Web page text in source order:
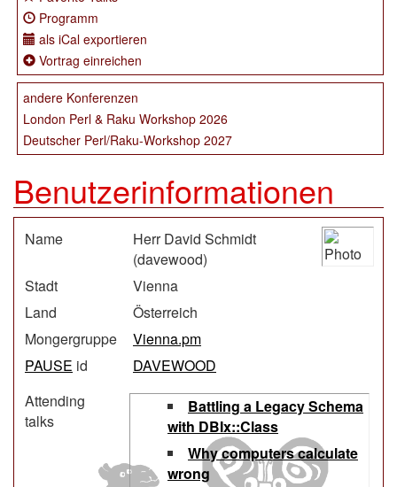
Programm
als iCal exportieren
Vortrag einreichen
andere Konferenzen
London Perl & Raku Workshop 2026
Deutscher Perl/Raku-Workshop 2027
Benutzerinformationen
Name
Herr David Schmidt
(‎davewood‎)
Stadt
Vienna
Land
Österreich
Mongergruppe
Vienna.pm
PAUSE id
DAVEWOOD
Attending
talks
‎Battling a Legacy Schema
with DBIx::Class‎
‎Why computers calculate
wrong‎